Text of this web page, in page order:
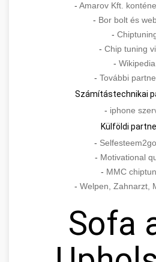
- Amarov Kft.
- Bor bolt és
-
- Chip tuning
- Wikipedia
- További
Számítástechnikai
- iphone
Külföldi
-
- Motivational
- MMC
- Welpen, Zahnarzt,
Sofa